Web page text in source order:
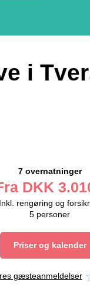
i
7 overnatninger
DKK
Inkl. rengøring og
5 personer
Priser og kalender
gæsteanmeldelser